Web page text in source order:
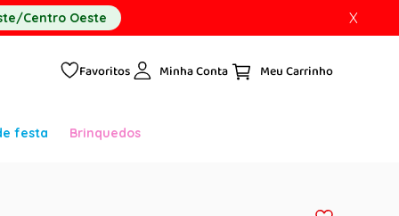
Centro Oeste X
Favoritos Minha Conta
festa Brinquedos